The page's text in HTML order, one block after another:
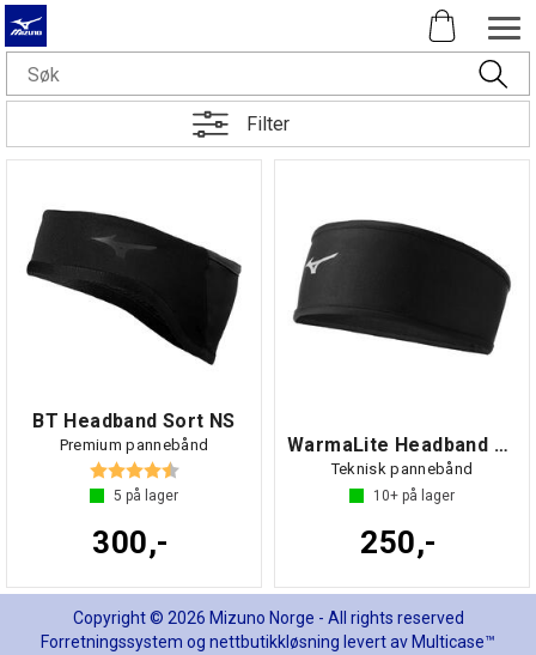
Filter
BT Headband Sort NS
Premium pannebånd
Karakter: 4.3 av 5 mulige
5 på lager
300,-
WarmaLite Headband Sort NS
Teknisk pannebånd
10+ på lager
250,-
Copyright © 2026 Mizuno Norge - All rights reserved
Forretningssystem og nettbutikkløsning levert av Multicase™